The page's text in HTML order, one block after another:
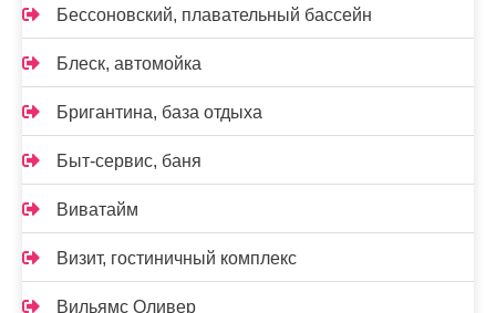
Бессоновский, плавательный бассейн
Блеск, автомойка
Бригантина, база отдыха
Быт-сервис, баня
Виватайм
Визит, гостиничный комплекс
Вильямс Оливер